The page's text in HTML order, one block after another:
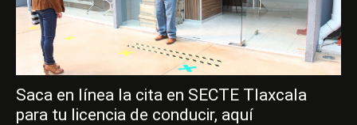
Saca en línea la cita en SECTE Tlaxcala
para tu licencia de conducir, aquí